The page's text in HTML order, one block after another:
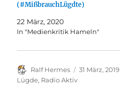
(#MißbrauchLügdte)
22 März, 2020
In "Medienkritik Hameln"
Autor
Ralf Hermes
Veröffentlicht
31 März, 2019
Lügde, Radio Aktiv